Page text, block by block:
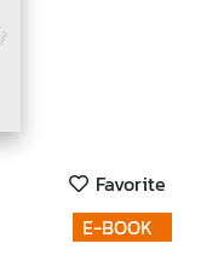
Favorite
E-BOOK